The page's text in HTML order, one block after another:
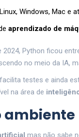
Windows, Mac e
aprendizado de
Python ficou
no meio da IA,
testes e ainda
na área de
ambiente
mas não sabe